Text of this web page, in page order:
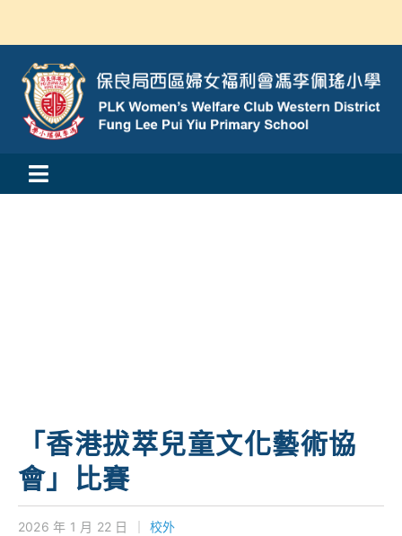
content
Toggle
我們的成就
對外聯繫
「香港拔萃兒童文化藝術協
會」比賽
2026 年 1 月 22 日 校外